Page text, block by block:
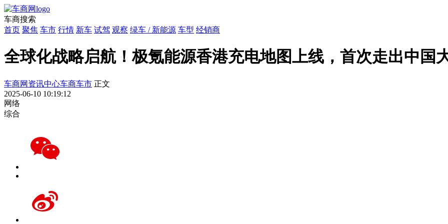
车商搜索
首页 聚焦 车市 行情 新车 试驾 观察 绿车 / 新能源 车型 经销商
全球化战略启航！极氪能源香港充电地图上线，首次走出中国
车商网 资讯中心车商车市 正文
2025-06-10 10:19:12
网络
综合